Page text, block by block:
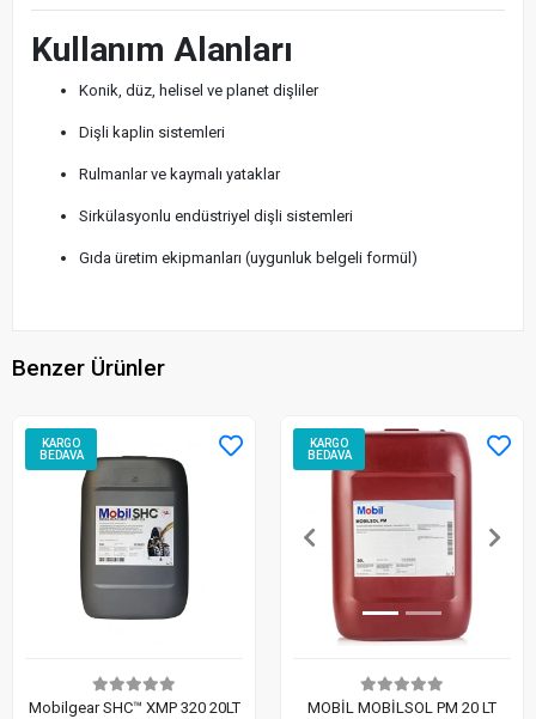
Kullanım Alanları
Konik, düz, helisel ve planet dişliler
Dişli kaplin sistemleri
Rulmanlar ve kaymalı yataklar
Sirkülasyonlu endüstriyel dişli sistemleri
Gıda üretim ekipmanları (uygunluk belgeli formül)
Benzer Ürünler
KARGO
BEDAVA
Mobilgear SHC™ XMP 320 20LT
KARGO
BEDAVA
MOBİL MOBİLSOL PM 20 LT